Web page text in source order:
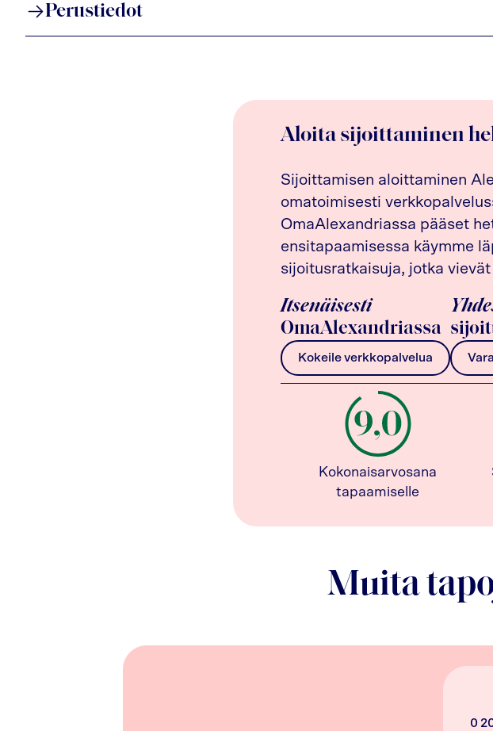
Perustiedot
Aloita sijoittaminen
Sijoittamisen aloittaminen
omatoimisesti
OmaAlexandriassa pääset
ensitapaamisessa käymme
sijoitusratkaisuja, jotka
Itsenäisesti
OmaAlexandriassa
Kokeile verkkopalvelua
Kokonaisarvosana
tapaamiselle
Muita
0